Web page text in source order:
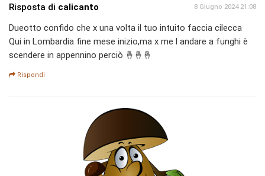
Risposta di calicanto 8 Giugno 2024 21:08
Dueotto confido che x una volta il tuo intuito faccia cilecca
Qui in Lombardia fine mese inizio,ma x me l andare a funghi è
scendere in appennino perciò 🤞🤞🤞
Rispondi